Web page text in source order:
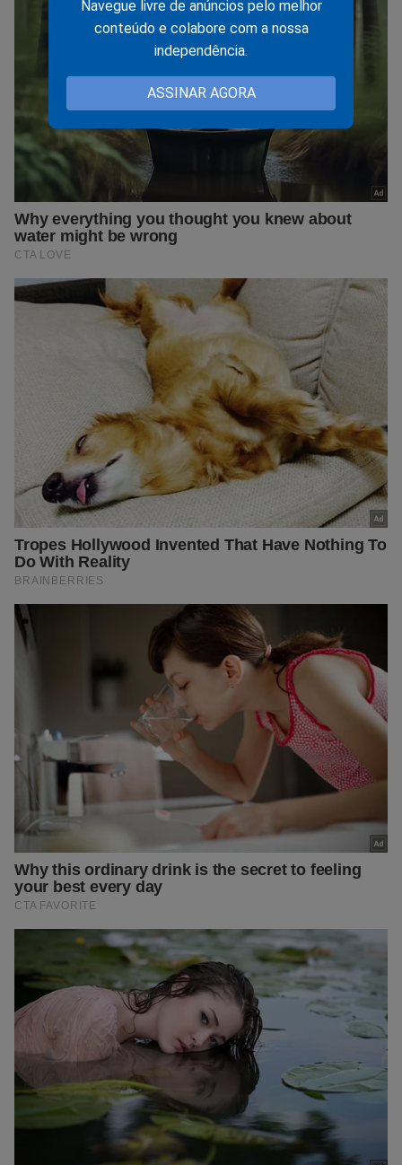
Navegue livre de anúncios pelo melhor
conteúdo e colabore com a nossa
independência.
ASSINAR AGORA